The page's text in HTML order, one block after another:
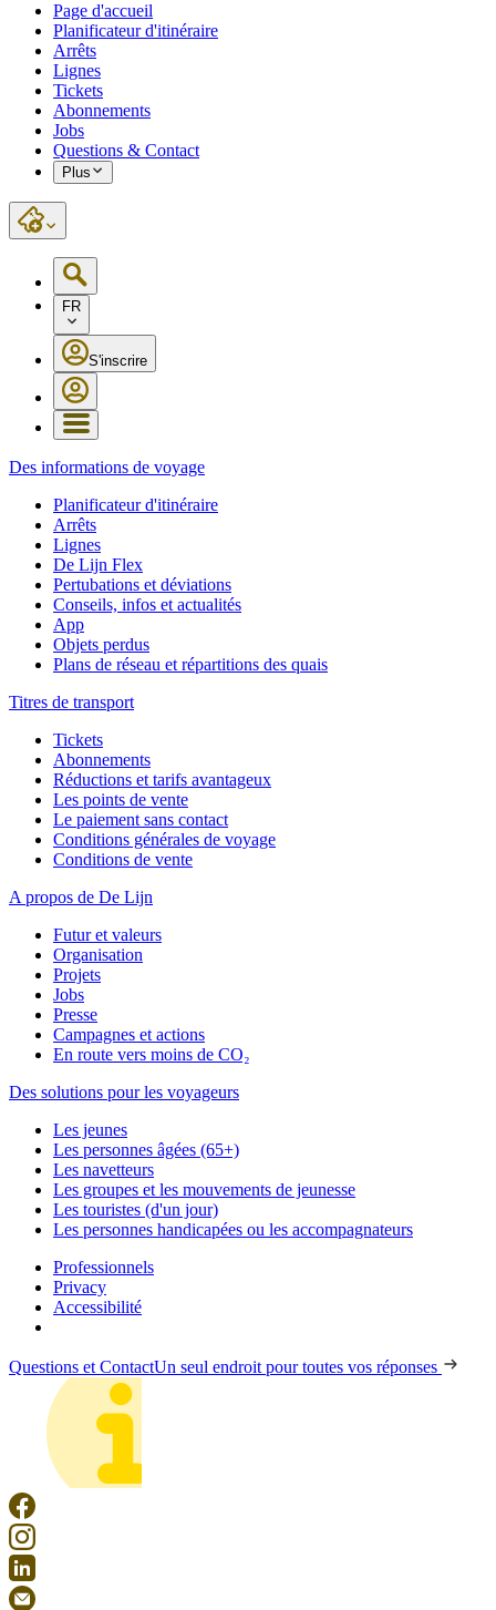
Page d'accueil
Planificateur d'itinéraire
Arrêts
Lignes
Tickets
Abonnements
Jobs
Questions & Contact
Plus
FR
S'inscrire
Des informations de voyage
Planificateur d'itinéraire
Arrêts
Lignes
De Lijn Flex
Pertubations et déviations
Conseils, infos et actualités
App
Objets perdus
Plans de réseau et répartitions des quais
Titres de transport
Tickets
Abonnements
Réductions et tarifs avantageux
Les points de vente
Le paiement sans contact
Conditions générales de voyage
Conditions de vente
A propos de De Lijn
Futur et valeurs
Organisation
Projets
Jobs
Presse
Campagnes et actions
En route vers moins de CO₂
Des solutions pour les voyageurs
Les jeunes
Les personnes âgées (65+)
Les navetteurs
Les groupes et les mouvements de jeunesse
Les touristes (d'un jour)
Les personnes handicapées ou les accompagnateurs
Professionnels
Privacy
Accessibilité
Questions et ContactUn seul endroit pour toutes vos réponses